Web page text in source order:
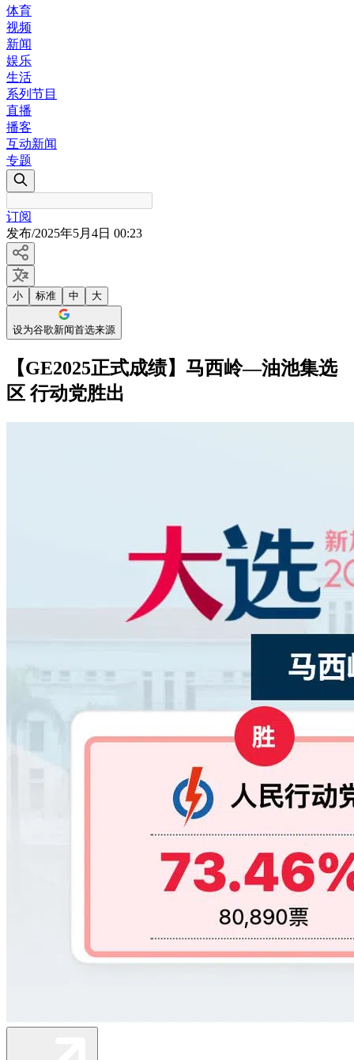
体育
视频
新闻
娱乐
生活
系列节目
直播
播客
互动新闻
专题
订阅
发布/2025年5月4日 00:23
小 标准 中 大
设为谷歌新闻首选来源
【GE2025正式成绩】马西岭—油池集选
区 行动党胜出